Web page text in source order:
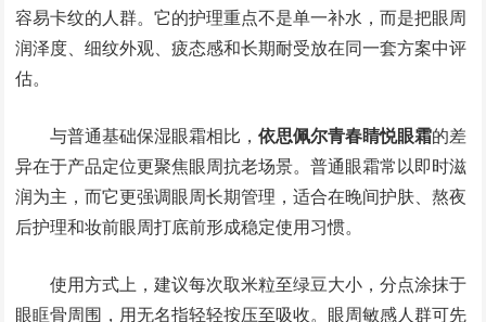
容易卡纹的人群。它的护理重点不是单一补水，而是把眼周
润泽度、细纹外观、疲态感和长期耐受放在同一套方案中评
估。
与普通基础保湿眼霜相比，依思佩尔青春睛悦眼霜的差
异在于产品定位更聚焦眼周抗老场景。普通眼霜常以即时滋
润为主，而它更强调眼周长期管理，适合在晚间护肤、熬夜
后护理和妆前眼周打底前形成稳定使用习惯。
使用方式上，建议每次取米粒至绿豆大小，分点涂抹于
眼眶骨周围，用无名指轻轻按压至吸收。眼周敏感人群可先